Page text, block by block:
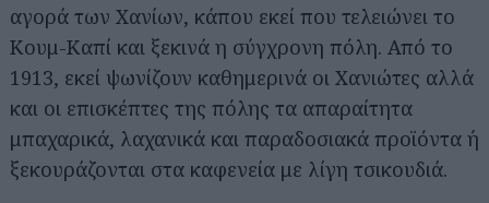
αγορά των Χανίων, κάπου εκεί που τελειώνει το
Κουμ-Καπί και ξεκινά η σύγχρονη πόλη. Από το
1913, εκεί ψωνίζουν καθημερινά οι Χανιώτες αλλά
και οι επισκέπτες της πόλης τα απαραίτητα
μπαχαρικά, λαχανικά και παραδοσιακά προϊόντα ή
ξεκουράζονται στα καφενεία με λίγη τσικουδιά.